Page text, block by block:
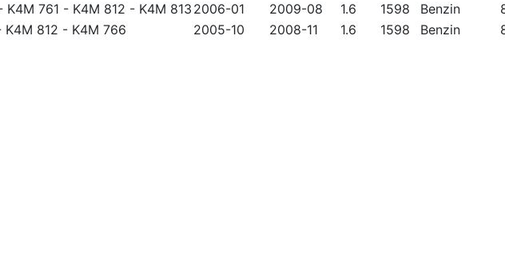
K4M 761 - K4M 812 - K4M 813 2006-01 2009-08 1.6 1598 Benzin
K4M 812 - K4M 766 2005-10 2008-11 1.6 1598 Benzin